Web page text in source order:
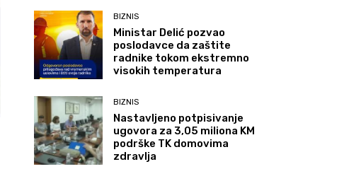
BIZNIS
Ministar Delić pozvao
poslodavce da zaštite
radnike tokom ekstremno
visokih temperatura
BIZNIS
Nastavljeno potpisivanje
ugovora za 3,05 miliona KM
podrške TK domovima
zdravlja